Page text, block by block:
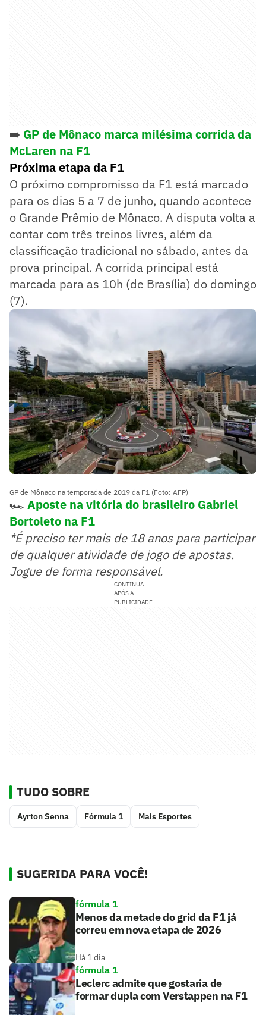
➡️ GP de Mônaco marca milésima corrida da
McLaren na F1
Próxima etapa da F1
O próximo compromisso da F1 está marcado
para os dias 5 a 7 de junho, quando acontece
o Grande Prêmio de Mônaco. A disputa volta a
contar com três treinos livres, além da
classificação tradicional no sábado, antes da
prova principal. A corrida principal está
marcada para as 10h (de Brasília) do domingo
(7).
GP de Mônaco na temporada de 2019 da F1 (Foto: AFP)
🏎️ Aposte na vitória do brasileiro Gabriel
Bortoleto na F1
*É preciso ter mais de 18 anos para participar
de qualquer atividade de jogo de apostas.
Jogue de forma responsável.
CONTINUA
APÓS A
PUBLICIDADE
TUDO SOBRE
Ayrton Senna Fórmula 1 Mais Esportes
SUGERIDA PARA VOCÊ!
fórmula 1
Menos da metade do grid da F1 já
correu em nova etapa de 2026
Há 1 dia
fórmula 1
Leclerc admite que gostaria de
formar dupla com Verstappen na F1